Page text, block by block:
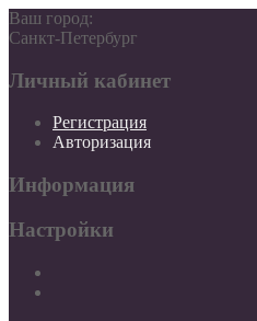
Ваш город:
Санкт-Петербург
Личный кабинет
Регистрация
Авторизация
Информация
Настройки